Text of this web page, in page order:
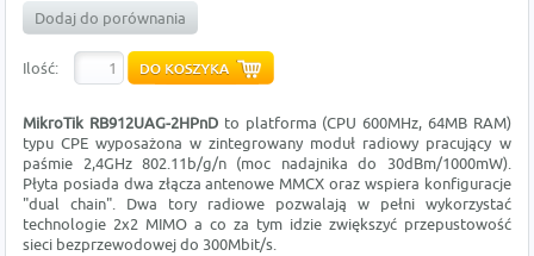
Dodaj do porównania
Ilość:
MikroTik RB912UAG-2HPnD to platforma (CPU 600MHz, 64MB RAM)
typu CPE wyposażona w zintegrowany moduł radiowy pracujący w
paśmie 2,4GHz 802.11b/g/n (moc nadajnika do 30dBm/1000mW).
Płyta posiada dwa złącza antenowe MMCX oraz wspiera konfiguracje
"dual chain". Dwa tory radiowe pozwalają w pełni wykorzystać
technologie 2x2 MIMO a co za tym idzie zwiększyć przepustowość
sieci bezprzewodowej do 300Mbit/s.